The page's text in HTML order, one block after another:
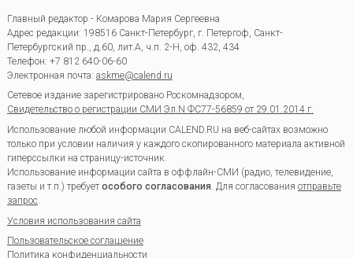
Главный редактор - Комарова Мария Сергеевна
Адрес редакции: 198516 Санкт-Петербург, г. Петергоф Санкт-
Петербургский пр., д.60, лит.А, ч.п. 2-Н, оф. 432, 434
Телефон: +7 812 640-06-60
Электронная почта: askme@calend.ru
Сетевое издание зарегистрировано Роскомнадзором,
Свидетельство о регистрации СМИ Эл.N ФС77-56859 от 29.01.2014 г.
Использование любой информации CALEND.RU на веб-сайтах возможно
только при условии наличия у каждого скопированного материала активной
гиперссылки на страницу-источник.
Использование информации сайта в оффлайн-СМИ (радио, телевидение,
газеты и т.п.) требуетособого согласования. Для согласования отправьте
запрос.
Условия использования сайта
Пользовательское соглашение
Политика конфиденциальности